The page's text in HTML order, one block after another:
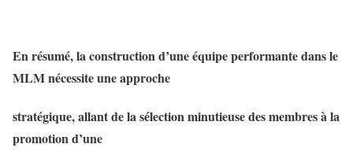
En résumé, la construction d’une équipe performante dans le
MLM nécessite une approche
stratégique, allant de la sélection minutieuse des membres à la
promotion d’une